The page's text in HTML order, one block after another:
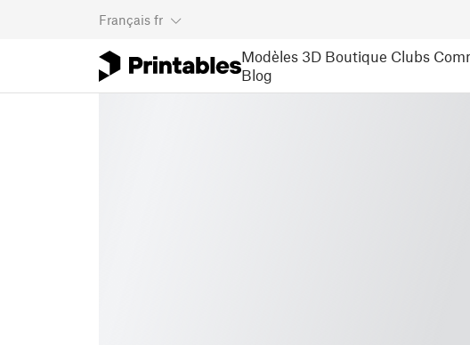
Français fr
Modèles 3D Boutique Clubs
Blog